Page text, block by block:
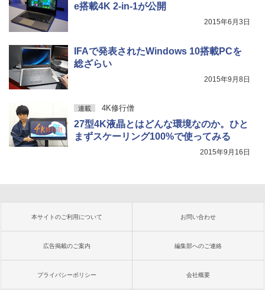
e搭載4K 2-in-1が公開
2015年6月3日
IFAで発表されたWindows 10搭載PCを
総ざらい
2015年9月8日
連載 4K修行僧
27型4K液晶とはどんな環境なのか。ひと
まずスケーリング100%で使ってみる
2015年9月16日
本サイトのご利用について お問い合わせ
広告掲載のご案内 編集部へのご連絡
プライバシーポリシー 会社概要